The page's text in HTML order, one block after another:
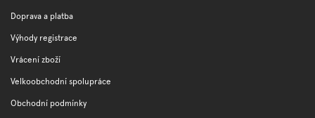
Doprava a platba
Výhody registrace
Vrácení zboží
Velkoobchodní spolupráce
Obchodní podmínky